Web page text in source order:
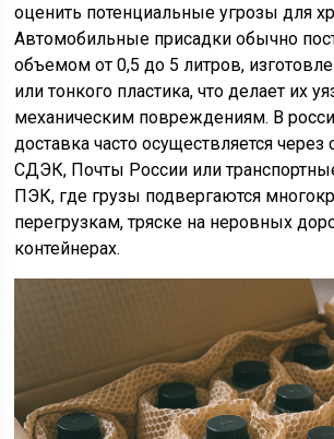
оценить потенциальные угрозы для
Автомобильные присадки обычно
объемом от 0,5 до 5 литров,
или тонкого пластика, что делает их
механическим повреждениям. В
доставка часто осуществляется
СДЭК, Почты России или
ПЭК, где грузы подвергаются
перегрузкам, тряске на неровных
контейнерах.